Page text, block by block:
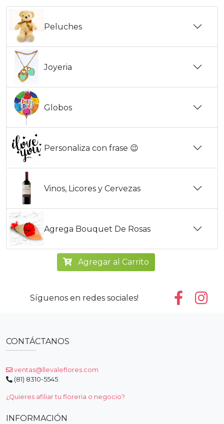
Peluches
Joyeria
Globos
Personaliza con frase 😉
Vinos, Licores y Cervezas
Agrega Bouquet De Rosas
Agregar al Carrito
Síguenos en redes sociales!
CONTÁCTANOS
ventas@llevaleflores.com
(81) 8310-5545
¿Quieres afiliar tu floreria o negocio?
INFORMACIÓN